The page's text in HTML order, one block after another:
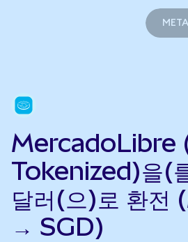
MercadoLibre
Tokenized)을(
달러(으)로 환
→ SGD)